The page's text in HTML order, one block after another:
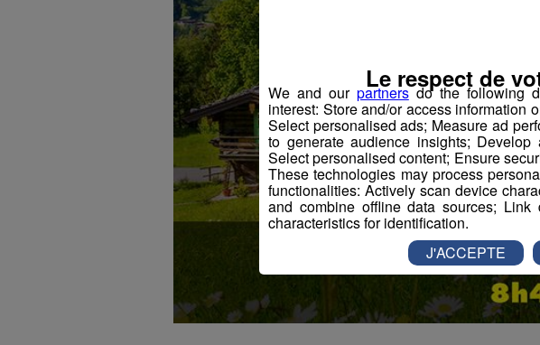
We and our partnersdo the following
interest: Store and/or access information
Select personalised ads; Measure ad
to generate audience insights;
Select personalised content; Ensure
These technologies may process
functionalities: Actively scan device
and combine offline data sources; Link
characteristics for identification.
Le respect de
J'ACCEPTE